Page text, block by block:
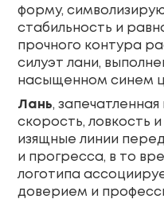
форму,
стабильность и
прочного контура
силуэт лани,
насыщенном синем
Лань,
скорость, ловкость
изящные линии
и прогресса, в то
логотипа
доверием и